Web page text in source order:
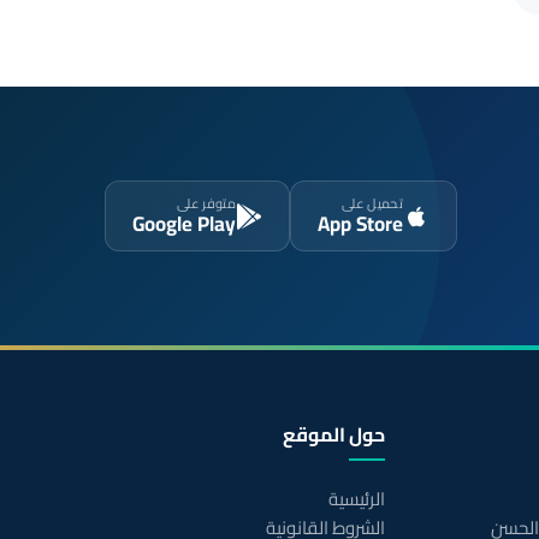
تحميل على
App Store
متوفر على
Google Play
حول الموقع
الرئيسية
الشروط القانونية